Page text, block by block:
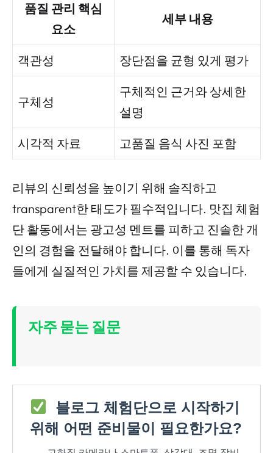
품질 관리 핵심
요소
세부 내용
객관성 장단점을 균형 있게 평가
구체성
구체적인 근거와 상세한
설명
시각적 자료 고품질 음식 사진 포함
리뷰의 신뢰성을 높이기 위해 솔직하고
transparent한 태도가 필수적입니다. 맛집 체험
단 활동에서는 광고성 멘트를 피하고 진솔한 개
인의 경험을 전달해야 합니다. 이를 통해 독자
들에게 실질적인 가치를 제공할 수 있습니다.
자주 묻는 질문
블로그 체험단으로 시작하기
위해 어떤 준비물이 필요한가요?